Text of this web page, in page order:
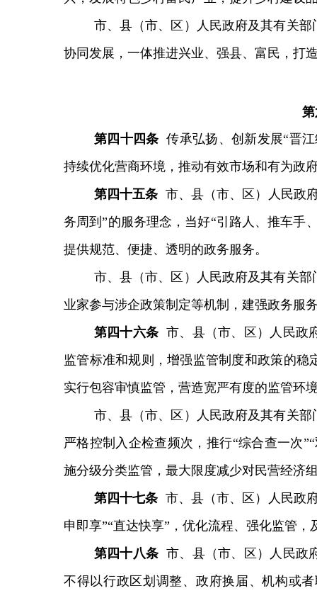
市、县（市、区）人民政府及其有关
协同发展，一体推进兴业、强县、富民，打
第 四十四条 传承弘扬、创新发展“晋
持续优化营商环境，推动有效市场和有为政
第四十五条 市、县（市、区）人民政
务周到”的服务理念，当好“引路人、推车手
提供规范、便捷、透明的政务服务。
市、县（市、区）人民政府及其有关
业家参与涉企政策制定等机制，建强政务服
第 四十六条 市、县（市、区）人民政
监管标准和规则，增强监管制度和政策的
实行包容审慎监管，营造宽严有度的监管环
市、县（市、区）人民政府及其有关
严格控制入企检查频次，推行“综合查一次
施分级分类监管，最大限度减少对民营经济
第四十七条 市、县（市、区）人民政
申即享”“直达快享”，优化流程、强化监管
第四十八条 市、县（市、区）人民政
不得以行政区划调整、政府换届、机构或